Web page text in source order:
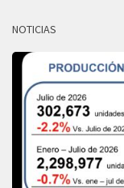
NOTICIAS